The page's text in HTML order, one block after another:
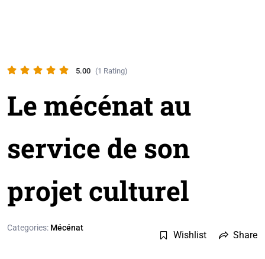
5.00 (1 Rating)
Le mécénat au
service de son
projet culturel
Categories: Mécénat
Wishlist Share